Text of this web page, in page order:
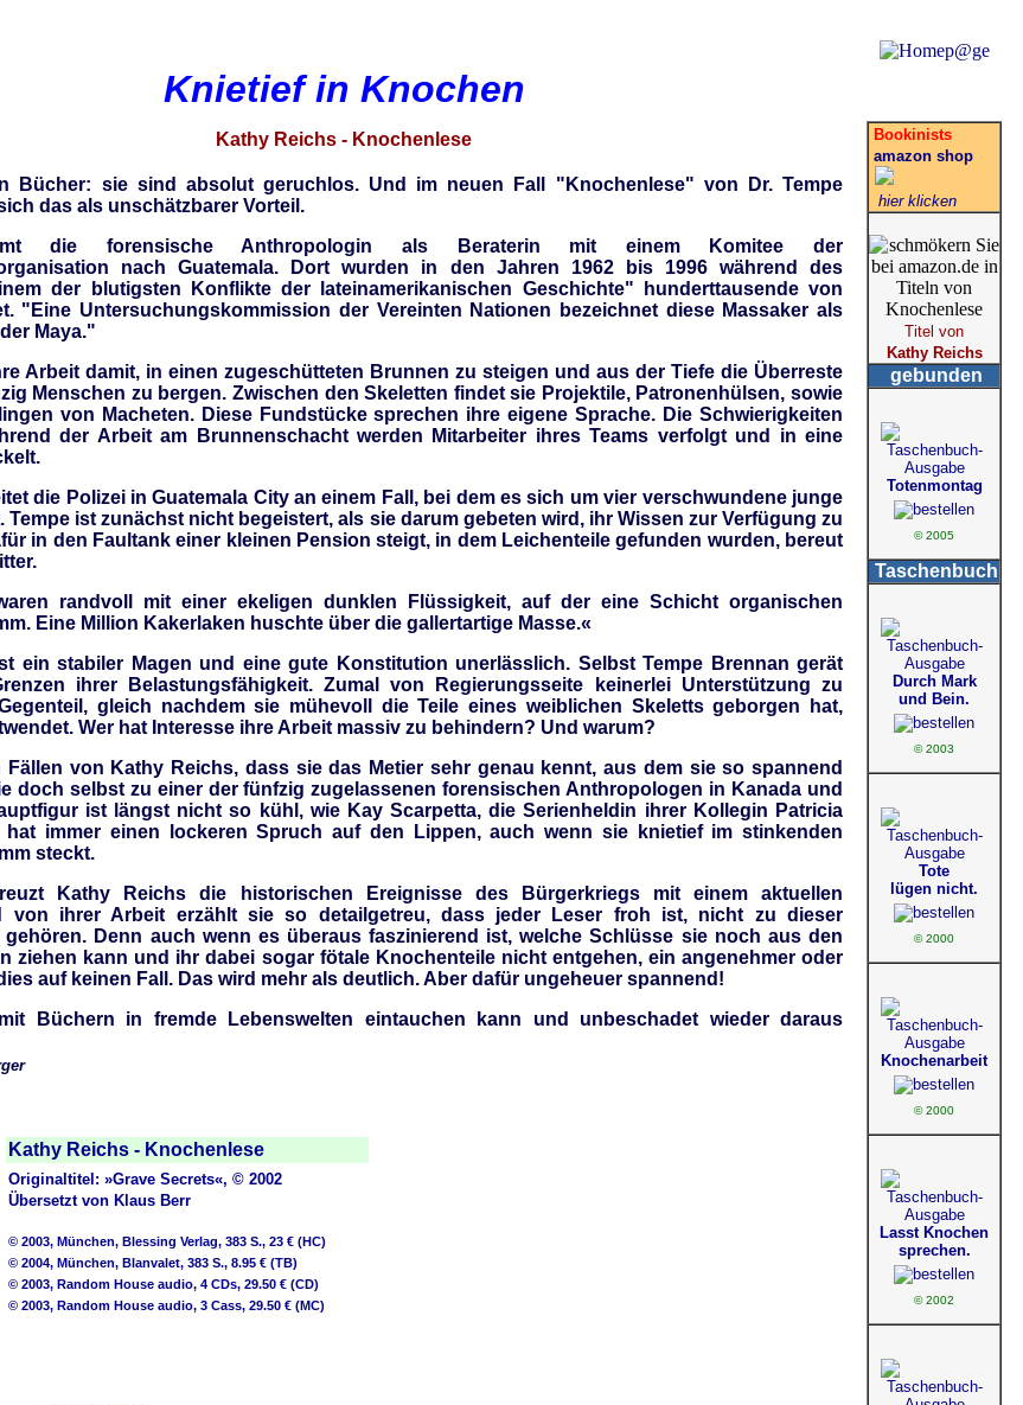
Knietief in Knochen
Kathy Reichs - Knochenlese
Bücher: sie sind absolut geruchlos. Und im neuen Fall "Knochenlese" von Dr. Tempe
das als unschätzbarer Vorteil.
die forensische Anthropologin als Beraterin mit einem Komitee der
nach Guatemala. Dort wurden in den Jahren 1962 bis 1996 während des
der blutigsten Konflikte der lateinamerikanischen Geschichte" hunderttausende von
"Eine Untersuchungskommission der Vereinten Nationen bezeichnet diese Massaker als
Maya."
Arbeit damit, in einen zugeschütteten Brunnen zu steigen und aus der Tiefe die Überreste
Menschen zu bergen. Zwischen den Skeletten findet sie Projektile, Patronenhülsen, sowie
von Macheten. Diese Fundstücke sprechen ihre eigene Sprache. Die Schwierigkeiten
der Arbeit am Brunnenschacht werden Mitarbeiter ihres Teams verfolgt und in eine
die Polizei in Guatemala City an einem Fall, bei dem es sich um vier verschwundene junge
Tempe ist zunächst nicht begeistert, als sie darum gebeten wird, ihr Wissen zur Verfügung zu
in den Faultank einer kleinen Pension steigt, in dem Leichenteile gefunden wurden, bereut
randvoll mit einer ekeligen dunklen Flüssigkeit, auf der eine Schicht organischen
Eine Million Kakerlaken huschte über die gallertartige Masse.«
ein stabiler Magen und eine gute Konstitution unerlässlich. Selbst Tempe Brennan gerät
ihrer Belastungsfähigkeit. Zumal von Regierungsseite keinerlei Unterstützung zu
gleich nachdem sie mühevoll die Teile eines weiblichen Skeletts geborgen hat,
Wer hat Interesse ihre Arbeit massiv zu behindern? Und warum?
Fällen von Kathy Reichs, dass sie das Metier sehr genau kennt, aus dem sie so spannend
doch selbst zu einer der fünfzig zugelassenen forensischen Anthropologen in Kanada und
ist längst nicht so kühl, wie Kay Scarpetta, die Serienheldin ihrer Kollegin Patricia
hat immer einen lockeren Spruch auf den Lippen, auch wenn sie knietief im stinkenden
steckt.
Kathy Reichs die historischen Ereignisse des Bürgerkriegs mit einem aktuellen
von ihrer Arbeit erzählt sie so detailgetreu, dass jeder Leser froh ist, nicht zu dieser
gehören. Denn auch wenn es überaus faszinierend ist, welche Schlüsse sie noch aus den
ziehen kann und ihr dabei sogar fötale Knochenteile nicht entgehen, ein angenehmer oder
auf keinen Fall. Das wird mehr als deutlich. Aber dafür ungeheuer spannend!
Büchern in fremde Lebenswelten eintauchen kann und unbeschadet wieder daraus
Kathy Reichs - Knochenlese
Originaltitel: »Grave Secrets«, © 2002
Übersetzt von Klaus Berr
© 2003, München, Blessing Verlag, 383 S., 23 € (HC)
© 2004, München, Blanvalet, 383 S., 8.95 € (TB)
© 2003, Random House audio, 4 CDs, 29.50 € (CD)
© 2003, Random House audio, 3 Cass, 29.50 € (MC)
Bookinists
amazon shop
hier klicken
Titel von
Kathy Reichs
gebunden
Totenmontag
© 2005
Taschenbuch
Durch Mark
und Bein.
© 2003
Tote
lügen nicht.
© 2000
Knochenarbeit
© 2000
Lasst Knochen
sprechen.
© 2002